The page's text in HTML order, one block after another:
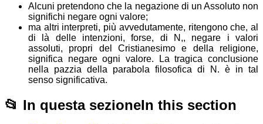
Alcuni pretendono che la negazione di un Assoluto non
significhi negare ogni valore;
ma altri interpreti, più avvedutamente, ritengono che, al
di là delle intenzioni, forse, di N,, negare i valori
assoluti, propri del Cristianesimo e della religione,
significa negare ogni valore. La tragica conclusione
nella pazzia della parabola filosofica di N. è in tal
senso significativa.
📂 In questa sezioneIn this section